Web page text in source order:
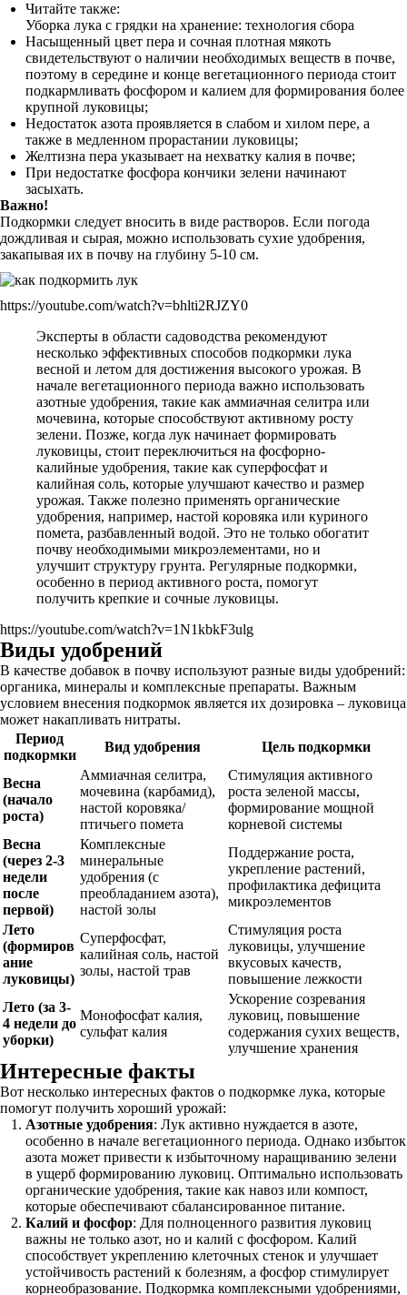
Читайте также:
Уборка лука с грядки на хранение: технология сбора
Насыщенный цвет пера и сочная плотная мякоть
свидетельствуют о наличии необходимых веществ в почве,
поэтому в середине и конце вегетационного периода стоит
подкармливать фосфором и калием для формирования более
крупной луковицы;
Недостаток азота проявляется в слабом и хилом пере, а
также в медленном прорастании луковицы;
Желтизна пера указывает на нехватку калия в почве;
При недостатке фосфора кончики зелени начинают
засыхать.
Важно!
Подкормки следует вносить в виде растворов. Если погода
дождливая и сырая, можно использовать сухие удобрения,
закапывая их в почву на глубину 5-10 см.
https://youtube.com/watch?v=bhlti2RJZY0
Эксперты в области садоводства рекомендуют
несколько эффективных способов подкормки лука
весной и летом для достижения высокого урожая. В
начале вегетационного периода важно использовать
азотные удобрения, такие как аммиачная селитра или
мочевина, которые способствуют активному росту
зелени. Позже, когда лук начинает формировать
луковицы, стоит переключиться на фосфорно-
калийные удобрения, такие как суперфосфат и
калийная соль, которые улучшают качество и размер
урожая. Также полезно применять органические
удобрения, например, настой коровяка или куриного
помета, разбавленный водой. Это не только обогатит
почву необходимыми микроэлементами, но и
улучшит структуру грунта. Регулярные подкормки,
особенно в период активного роста, помогут
получить крепкие и сочные луковицы.
https://youtube.com/watch?v=1N1kbkF3ulg
Виды удобрений
В качестве добавок в почву используют разные виды удобрений:
органика, минералы и комплексные препараты. Важным
условием внесения подкормок является их дозировка – луковица
может накапливать нитраты.
Период
подкормки
Вид удобрения Цель подкормки
Весна
(начало
роста)
Аммиачная селитра,
мочевина (карбамид),
настой коровяка/
птичьего помета
Стимуляция активного
роста зеленой массы,
формирование мощной
корневой системы
Весна
(через 2-3
недели
после
первой)
Комплексные
минеральные
удобрения (с
преобладанием азота),
настой золы
Поддержание роста,
укрепление растений,
профилактика дефицита
микроэлементов
Лето
(формиров
ание
луковицы)
Суперфосфат,
калийная соль, настой
золы, настой трав
Стимуляция роста
луковицы, улучшение
вкусовых качеств,
повышение лежкости
Лето (за 3-
4 недели до
уборки)
Монофосфат калия,
сульфат калия
Ускорение созревания
луковиц, повышение
содержания сухих веществ,
улучшение хранения
Интересные факты
Вот несколько интересных фактов о подкормке лука, которые
помогут получить хороший урожай:
Азотные удобрения: Лук активно нуждается в азоте,
особенно в начале вегетационного периода. Однако избыток
азота может привести к избыточному наращиванию зелени
в ущерб формированию луковиц. Оптимально использовать
органические удобрения, такие как навоз или компост,
которые обеспечивают сбалансированное питание.
Калий и фосфор: Для полноценного развития луковиц
важны не только азот, но и калий с фосфором. Калий
способствует укреплению клеточных стенок и улучшает
устойчивость растений к болезням, а фосфор стимулирует
корнеобразование. Подкормка комплексными удобрениями,